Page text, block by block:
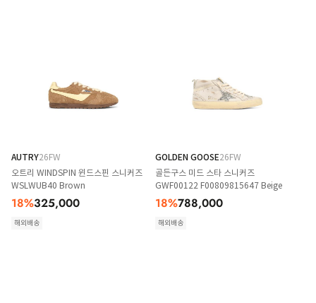
AUTRY26FW
오트리 WINDSPIN 윈드스핀 스니커즈
WSLWUB40 Brown
18%325,000
해외배송
GOLDEN GOOSE26FW
골든구스 미드 스타 스니커즈
GWF00122 F00809815647 Beige
18%788,000
해외배송